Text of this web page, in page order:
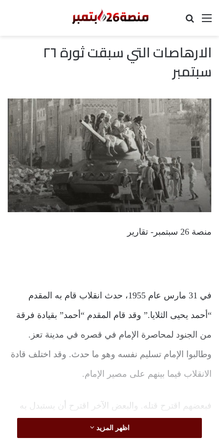
القائمة
الارهاصات التي سبقت ثورة ٢٦
سبتمبر
منصة 26 سبتمبر- تقارير
في 31 مارس عام 1955، حدث انقلاب قام به المقدم
“أحمد يحيى الثلايا.” وقد قام المقدم “أحمد” بقيادة فرقة
من الجنود لمحاصرة الإمام في قصره في مدينة تعز.
وطالبوا الإمام تسليم نفسه وهو ما حدث. وقد اختلف قادة
الانقلاب فيما بينهم على مصير الإمام.
فبعضهم اقترح قتله. والبعض الآخر اقترح أن يستبدل به
أخيه الأمير “سيف الله عبد الله”. وفي أثناء ذلك قام الإمام
اظهر المزيد